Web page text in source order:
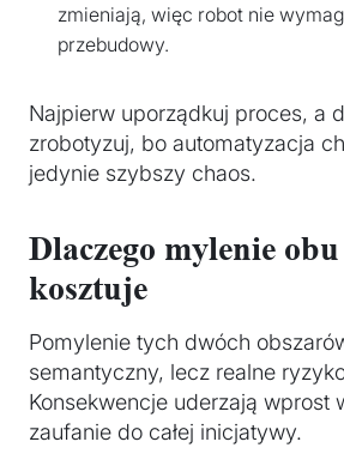
zmieniają, więc robot nie
przebudowy.
Najpierw uporządkuj proces, a
zrobotyzuj, bo automatyzacja
jedynie szybszy chaos.
Dlaczego mylenie
kosztuje
Pomylenie tych dwóch
semantyczny, lecz realne
Konsekwencje uderzają wprost
zaufanie do całej inicjatywy.